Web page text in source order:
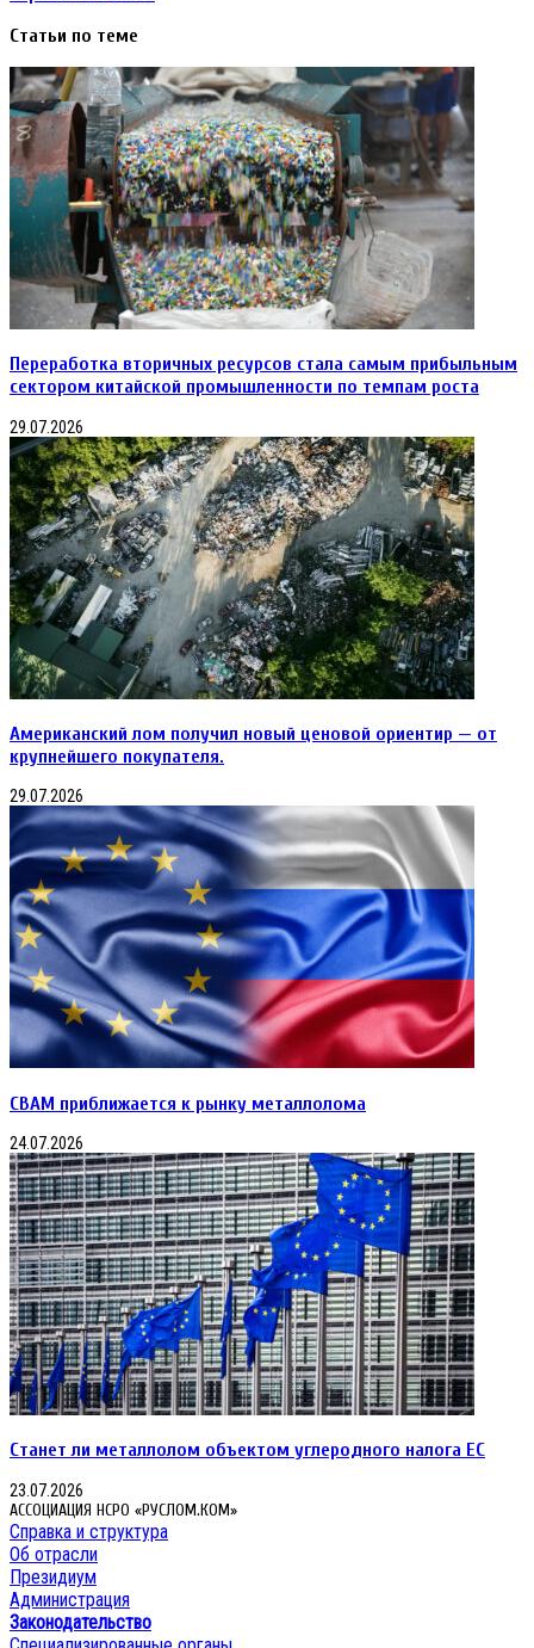
18
продлили
запрет
на
вывоз
отходов
и
лома
черных
металлов
Статьи по теме
Переработка вторичных ресурсов стала самым прибыльным
сектором китайской промышленности по темпам роста
29.07.2026
Американский лом получил новый ценовой ориентир — от
крупнейшего покупателя.
29.07.2026
CBAM приближается к рынку металлолома
24.07.2026
Станет ли металлолом объектом углеродного налога ЕС
23.07.2026
АССОЦИАЦИЯ НСРО «РУСЛОМ.КОМ»
Справка и структура
Об отрасли
Президиум
Администрация
Законодательство